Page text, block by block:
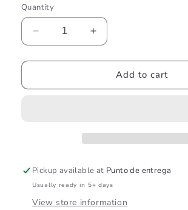
Quantity
Decrease
quantity
for
TWISTED
Increase
quantity
for
AMELIA
TWISTED
Add to cart
Pickup available at Punto de entrega
Usually ready in 5+ days
View store information